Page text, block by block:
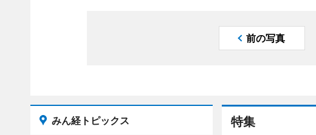
前の写真
特集
みん経トピックス